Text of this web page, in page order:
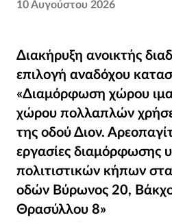
10 Αυγούστου 2026
Διακήρυξη ανοικτής
επιλογή αναδόχου
«Διαμόρφωση χώρου
πολλαπλών χρήσεων στο
οδού Διον. Αρεοπαγίτου
διαμόρφωσης
πολιτιστικών κήπων
οδών Βύρωνος 20,
Θρασύλλου 8»
Διακήρυξη ανοικτής
επιλογή αναδόχου
«Διαμόρφωση χώρου
χώρου πολλαπλών
της οδού Διον.
εργασίες διαμόρφωσης
πολιτιστικών κήπων
οδών Βύρωνος 20,
Θρασύλλου 8»